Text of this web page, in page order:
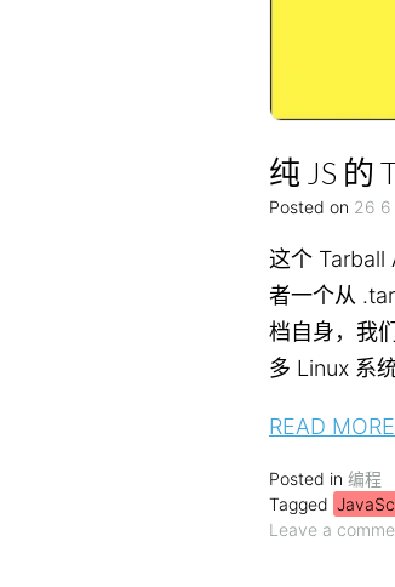
纯 JS 的
Posted on 26 6
这个 Tarball
者一个从
档自身，我
多 Linux 系
READ MORE
Posted in 编程
Tagged
Leave a